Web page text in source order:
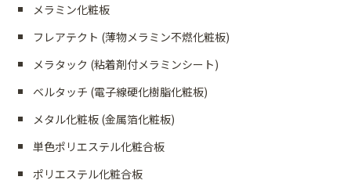
メラミン化粧板
フレアテクト (薄物メラミン不燃化粧板)
メラタック (粘着剤付メラミンシート)
ベルタッチ (電子線硬化樹脂化粧板)
メタル化粧板 (金属箔化粧板)
単色ポリエステル化粧合板
ポリエステル化粧合板